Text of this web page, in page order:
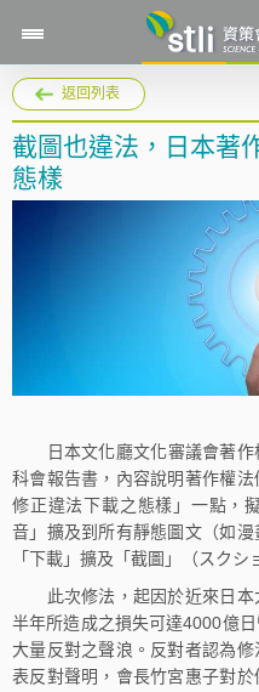
返回列表
截圖也違法，日本著
態樣
日本文化廳文化審議會著作
科會報告書，內容說明著作權
修正違法下載之態樣」一點，
音」擴及到所有靜態圖文（如
「下載」擴及「截圖」（スクシ
此次修法，起因於近來日本
半年所造成之損失可達4000億
大量反對之聲浪。反對者認為
表反對聲明，會長竹宮惠子對